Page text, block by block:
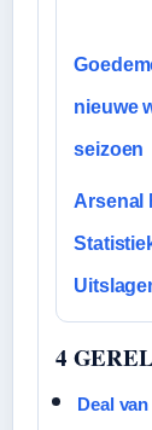
nieuwe
seizoen
Arsenal
4
Deal